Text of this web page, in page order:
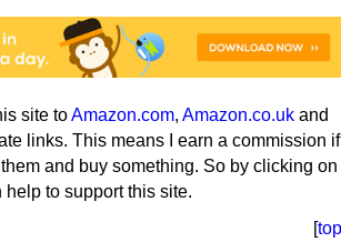
site toAmazon.com, Amazon.co.uk and
links. This means I earn a commission if
and buy something. So by clicking on
to support this site.
[top